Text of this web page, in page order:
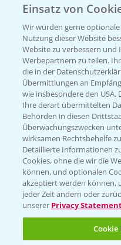
Presse
Vegetables
Infos
LINKS
Apps
Wetter Aktuell
BROSCHÜREN
Ackerbau
Saatgut
Sonderkulturen
Einsatz von
Wir würden gerne
Nutzung dieser Website
Website zu verbessern
Werbepartnern zu teilen.
die in der
Übermittlungen an
wie insbesondere den USA.
Ihre derart übermittelten
Behörden in diesen
Überwachungszwecken
wirksamen Rechtsbehelfe
Detaillierte Informationen
Cookies, ohne die wir die
können, und optionalen
akzeptiert werden können,
jeder Zeit ändern oder
unserer Privacy
Cookie